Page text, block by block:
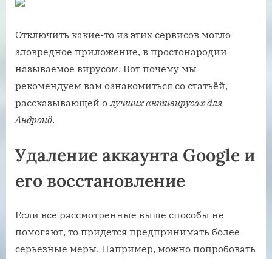
Отключить какие-то из этих сервисов могло
зловредное приложение, в простонародии
называемое вирусом. Вот почему мы
рекомендуем вам ознакомиться со статьёй,
рассказывающей олучших антивирусах для
Андроид.
Удаление аккаунта Google и
его восстановление
Если все рассмотренные выше способы не
помогают, то придется предпринимать более
серьезные меры. Например, можно попробовать